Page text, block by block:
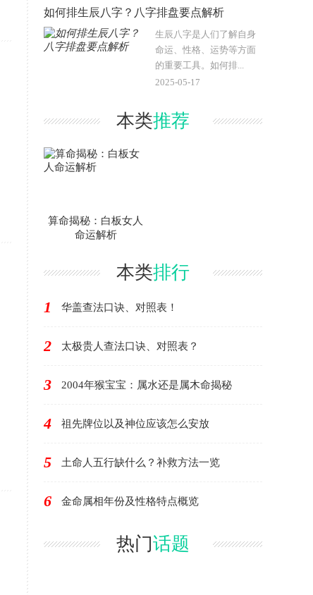
如何排生辰八字？八字排盘要点解析
生辰八字是人们了解自身
命运、性格、运势等方面
的重要工具。如何排...
2025-05-17
本类推荐
算命揭秘：白板女人
命运解析
本类排行
1 华盖查法口诀、对照表！
2 太极贵人查法口诀、对照表？
3 2004年猴宝宝：属水还是属木命揭秘
4 祖先牌位以及神位应该怎么安放
5 土命人五行缺什么？补救方法一览
6 金命属相年份及性格特点概览
热门话题